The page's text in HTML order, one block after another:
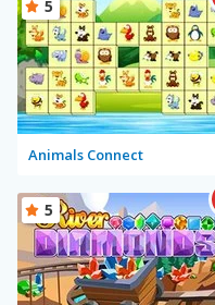
Animals Connect
5
5